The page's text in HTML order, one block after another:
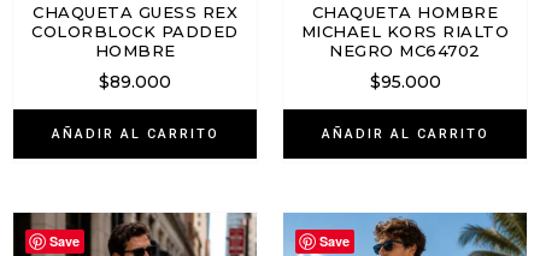
CHAQUETA GUESS REX
COLORBLOCK PADDED
HOMBRE
$89.000
AÑADIR AL CARRITO
CHAQUETA HOMBRE
MICHAEL KORS RIALTO
NEGRO MC64702
$95.000
AÑADIR AL CARRITO
Save Save